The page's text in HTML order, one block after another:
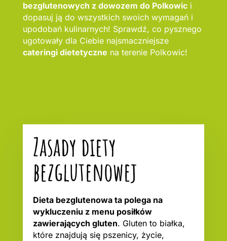
bezglutenowych z dowozem do Polkowici
dopasuj ją do wszystkich swoich wymagań i
upodobań kulinarnych! Sprawdź, co pysznego
ugotowały dla Ciebie najsmaczniejsze
cateringi dietetyczne na terenie Polkowic!
Zasady diety
bezglutenowej
Dieta bezglutenowa ta polega na
wykluczeniu z menu posiłków
zawierających gluten. Gluten to białka,
które znajdują się pszenicy, życie,